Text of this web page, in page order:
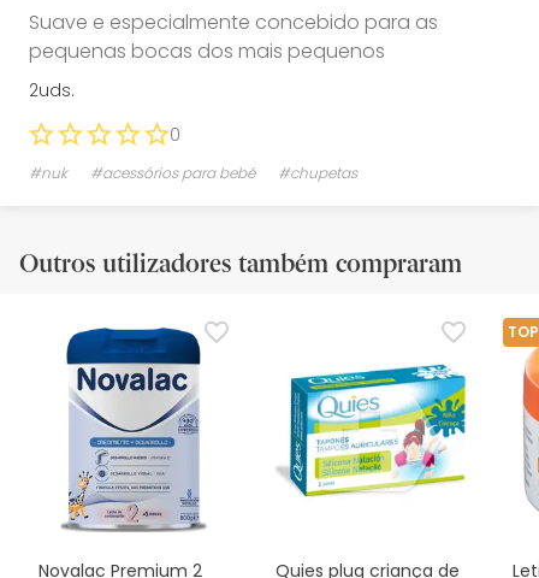
Suave e especialmente concebido para as
pequenas bocas dos mais pequenos
2uds.
0
#nuk #acessórios para bebé #chupetas
Outros utilizadores também compraram
Novalac Premium 2
Quies plug criança de